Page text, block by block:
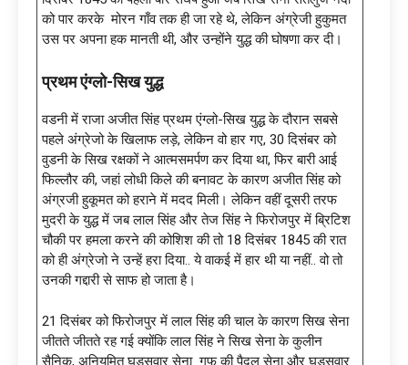
को पार करके मोरन गाँव तक ही जा रहे थे, लेकिन अंग्रेजी हुकुमत
उस पर अपना हक मानती थी, और उन्होंने युद्ध की घोषणा कर दी।
प्रथम एंग्लो-सिख युद्ध
वडनी में राजा अजीत सिंह प्रथम एंग्लो-सिख युद्ध के दौरान सबसे
पहले अंग्रेजो के खिलाफ लड़े, लेकिन वो हार गए, 30 दिसंबर को
वुडनी के सिख रक्षकों ने आत्मसमर्पण कर दिया था, फिर बारी आई
फिल्लौर की, जहां लोधी किले की बनावट के कारण अजीत सिंह को
अंग्रजी हुकूमत को हराने में मदद मिली। लेकिन वहीं दूसरी तरफ
मुदरी के युद्ध में जब लाल सिंह और तेज सिंह ने फिरोजपुर में ब्रिटिश
चौकी पर हमला करने की कोशिश की तो 18 दिसंबर 1845 की रात
को ही अंग्रेजो ने उन्हें हरा दिया.. ये वाकई में हार थी या नहीं.. वो तो
उनकी गद्दारी से साफ हो जाता है।
21 दिसंबर को फिरोजपुर में लाल सिंह की चाल के कारण सिख सेना
जीतते जीतते रह गई क्योंकि लाल सिंह ने सिख सेना के कुलीन
सैनिक, अनियमित घुड़सवार सेना गफ की पैदल सेना और घुड़सवार